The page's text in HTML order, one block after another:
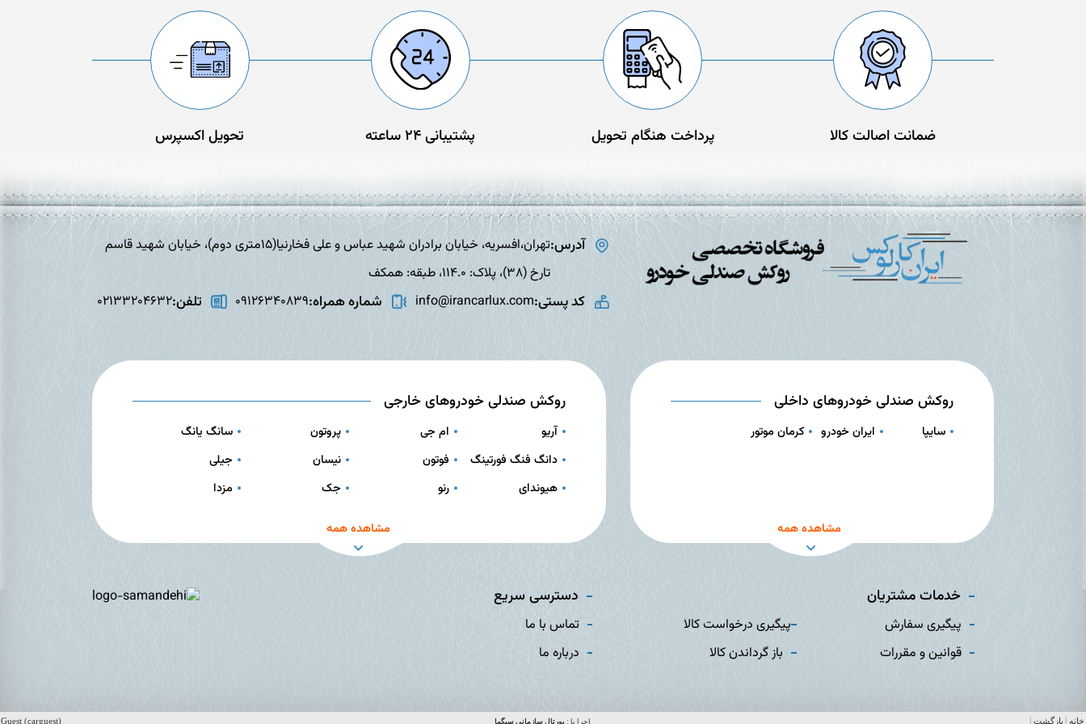
ضمانت اصالت کالا پرداخت هنگام تحویل پشتیبانی 24 ساعته تحویل اکسپرس
آدرس:
تهران،افسریه، خیابان برادران شهید عباس و علی فخارنیا(15متری دوم)، خیابان شهید قاسم
تارخ (38)، پلاک: 114.0، طبقه: همکف
کد پستی:info@irancarlux.com شماره همراه:09126340839 تلفن:02133204632
روکش صندلی خودروهای داخلی
سایپا ایران خودرو کرمان موتور
مشاهده همه
روکش صندلی خودروهای خارجی
آریو ام جی پروتون
سانگ یانگ
دانگ فنگ فورتینگ
فوتون نیسان
جیلی
هیوندای
رنو جک مزدا
مشاهده همه
خدمات مشتریان
پیگیری سفارش
قوانین و مقررات
پیگیری درخواست کالا
باز گرداندن کالا
دسترسی سریع
تماس با ما
درباره ما
خانه | بازگشت | اجرا با : پورتال سازمانی سیگما Guest (carguest)